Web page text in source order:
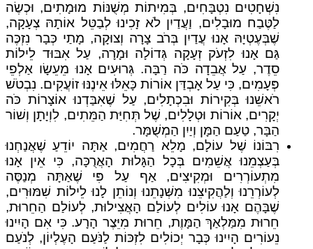
נִשְׁחָטִים נִטְבָּחִים, בְּמִיתוֹת מְשֻׁנּוֹת מוּמָתִים, וּכְשֶׂה
לַטֶּבַח מוּבָלִים, וַעֲדַיִן לֹא זָכִינוּ לְבַטֵּל אוֹתָהּ צְעָקָה,
שֶׁבְּעֶטְיָהּ אָנוּ עֲדַיִן בְּרֹב צָרָה וְצוּקָה, מָתַי כְּבָר נִזְכֶּה
גַּם אָנוּ לִזְעֹק זְעָקָה גְּדוֹלָה וּמָרָה, עַל אִבּוּד לֵילוֹת
סֵדֶר, עַל אֲבֵדָה כֹּה רַבָּה. גְּרוּעִים אָנוּ מֵעֵשָׂו אַלְפֵי
פְּעָמִים, כִּי עַל אָבְדַּן אוֹרוֹת כָּאֵלּוּ אֵינֶנּוּ זוֹעֲקִים. נִבְטֹשׁ
רֹאשֵׁנוּ בְּקִירוֹת וּבִכְתָלִים, עַל שֶׁאִבַּדְנוּ אוֹצָרוֹת כֹּה
יְקָרִים, אוֹרוֹת וּטְלָלִים, שֶׁל תְּחִיַּת הַמֵּתִים, לִוְיָתָן וְשׁוֹר
הַבָּר, טַעַם הַמָּן וְיַיִן הַמְשֻׁמָּר.
רִבּוֹנוֹ שֶׁל עוֹלָם, מָלֵא רַחֲמִים, אַתָּה יוֹדֵעַ שֶׁאֲנַחְנוּ
בְּעַצְמֵנוּ אֲשֵׁמִים בְּכָל הַגָּלוּת הָאֲרֻכָּה, כִּי אֵין אָנוּ
מִתְעוֹרְרִים וּמְקִיצִים, אַף עַל פִּי שֶׁאַתָּה מְנַסֶּה
לְעוֹרְרֵנוּ וְלַהֲקִיצֵנוּ מִשְּׁנָתֵנוּ וְנוֹתֵן לָנוּ לֵילוֹת שִׁמּוּרִים,
שֶׁבָּהֶם אָנוּ עוֹלִים לְעוֹלַם הָאֲצִילוּת, לְעוֹלַם הַחֵרוּת,
חֵרוּת מִמַּלְאַךְ הַמָּוֶת, חֵרוּת מִיֵּצֶר הָרָע. כִּי אִם הָיִינוּ
נֵעוֹרִים הָיִינוּ כְּבָר יְכוֹלִים לִזְכּוֹת לַנֹּעַם הָעֶלְיוֹן, לְנֹעַם